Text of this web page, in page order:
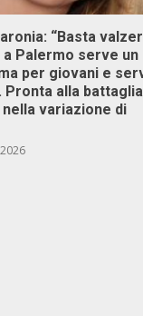
“Basta
Palermo serve un
per giovani e
Pronta alla
nella variazione di